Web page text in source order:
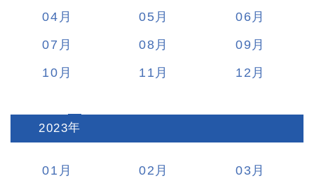
04
05
06
07
08
09
10
11 12
2023:
01 02
03